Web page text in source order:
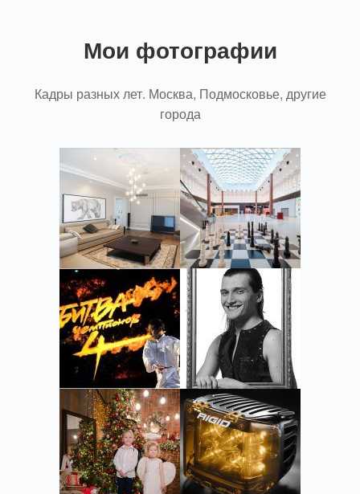
Мои фотографии
Кадры разных лет. Москва, Подмосковье, другие
города